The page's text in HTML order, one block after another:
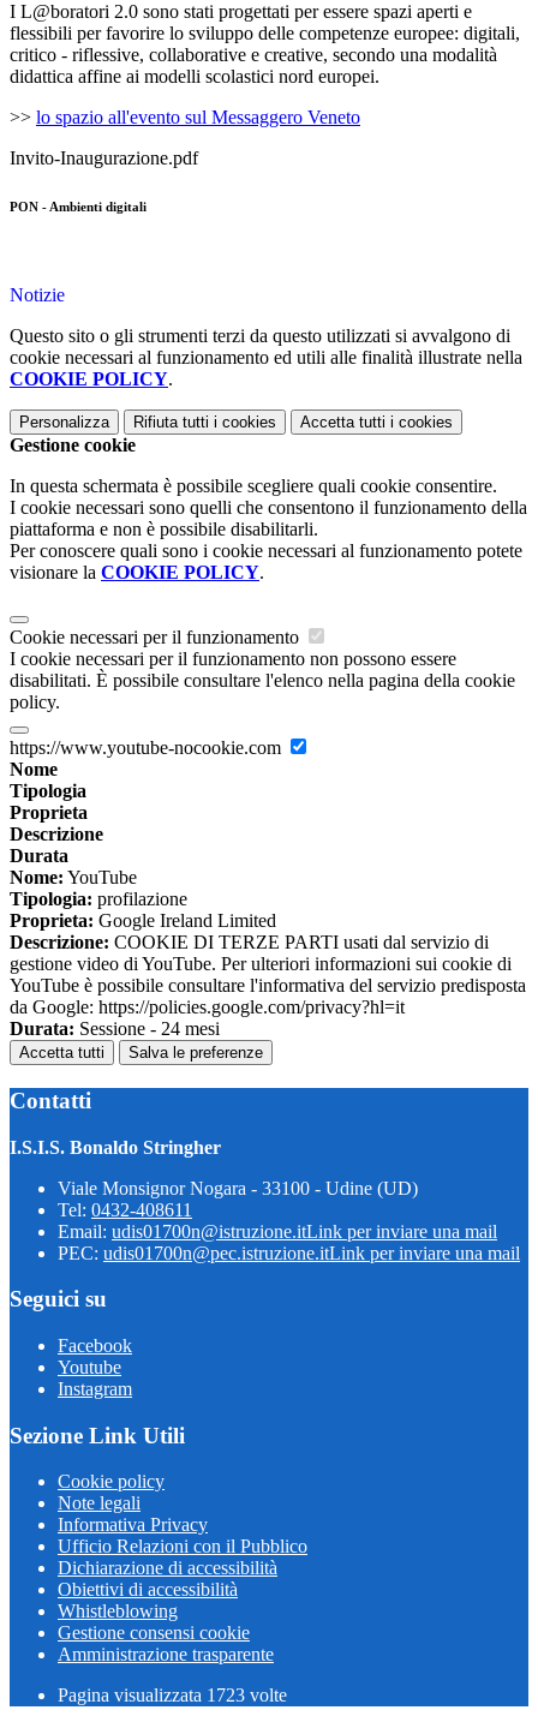
I L@boratori 2.0 sono stati progettati per essere spazi aperti e
flessibili per favorire lo sviluppo delle competenze europee: digitali,
critico - riflessive, collaborative e creative, secondo una modalità
didattica affine ai modelli scolastici nord europei.
>> lo spazio all'evento sul Messaggero Veneto
Invito-Inaugurazione.pdf
PON - Ambienti digitali
Notizie
Questo sito o gli strumenti terzi da questo utilizzati si avvalgono di
cookie necessari al funzionamento ed utili alle finalità illustrate nella
COOKIE POLICY.
Personalizza Rifiuta tutti i cookies Accetta tutti i cookies
Gestione cookie
In questa schermata è possibile scegliere quali cookie consentire.
I cookie necessari sono quelli che consentono il funzionamento della
piattaforma e non è possibile disabilitarli.
Per conoscere quali sono i cookie necessari al funzionamento potete
visionare la COOKIE POLICY.
Cookie necessari per il funzionamento
I cookie necessari per il funzionamento non possono essere
disabilitati. È possibile consultare l'elenco nella pagina della cookie
policy.
https://www.youtube-nocookie.com
Nome
Tipologia
Proprieta
Descrizione
Durata
Nome: YouTube
Tipologia: profilazione
Proprieta: Google Ireland Limited
Descrizione: COOKIE DI TERZE PARTI usati dal servizio di
gestione video di YouTube. Per ulteriori informazioni sui cookie di
YouTube è possibile consultare l'informativa del servizio predisposta
da Google: https://policies.google.com/privacy?hl=it
Durata: Sessione - 24 mesi
Accetta tutti Salva le preferenze
Contatti
I.S.I.S. Bonaldo Stringher
Viale Monsignor Nogara - 33100 - Udine (UD)
Tel: 0432-408611
Email: udis01700n@istruzione.itLink per inviare una mail
PEC: udis01700n@pec.istruzione.itLink per inviare una mail
Seguici su
Facebook
Youtube
Instagram
Sezione Link Utili
Cookie policy
Note legali
Informativa Privacy
Ufficio Relazioni con il Pubblico
Dichiarazione di accessibilità
Obiettivi di accessibilità
Whistleblowing
Gestione consensi cookie
Amministrazione trasparente
Pagina visualizzata 1723 volte